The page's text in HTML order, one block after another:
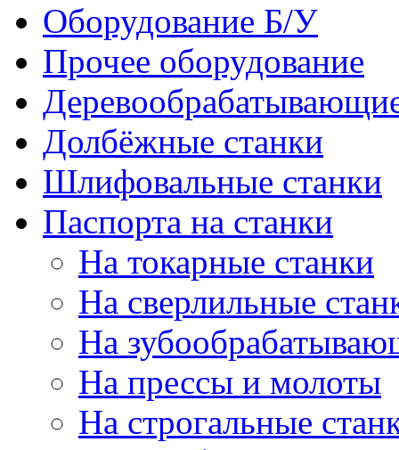
Оборудование Б/У
Прочее оборудование
Долбёжные станки
Шлифовальные станки
Паспорта на станки
На токарные станки
На сверлильные
На
На прессы и молоты
На строгальные